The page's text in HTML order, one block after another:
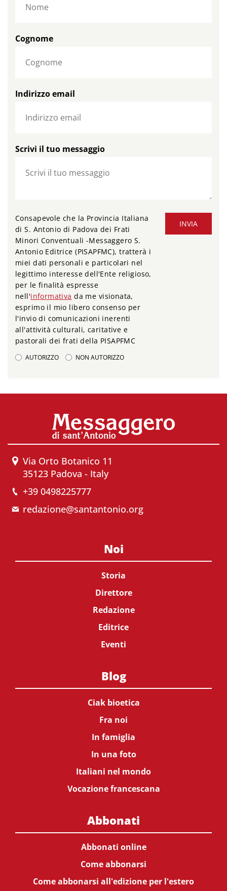
Cognome
Indirizzo email
Scrivi il tuo messaggio
INVIA
Consapevole che la Provincia Italiana
di S. Antonio di Padova dei Frati
Minori Conventuali -Messaggero S.
Antonio Editrice (PISAPFMC), tratterà i
miei dati personali e particolari nel
legittimo interesse dell'Ente religioso,
per le finalità espresse
nell'informativa da me visionata,
esprimo il mio libero consenso per
l'invio di comunicazioni inerenti
all'attività culturali, caritative e
pastorali dei frati della PISAPFMC
AUTORIZZO NON AUTORIZZO
Via Orto Botanico 11
35123 Padova - Italy
+39 0498225777
redazione@santantonio.org
Noi
Storia
Direttore
Redazione
Editrice
Eventi
Blog
Ciak bioetica
Fra noi
In famiglia
In una foto
Italiani nel mondo
Vocazione francescana
Abbonati
Abbonati online
Come abbonarsi
Come abbonarsi all'edizione per l'estero